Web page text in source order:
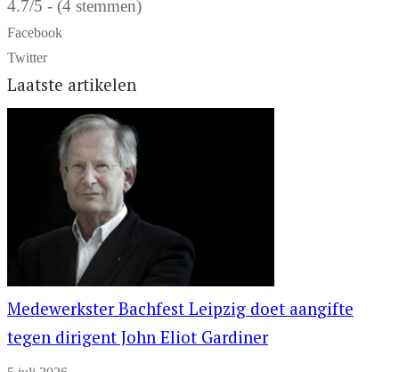
4.7/5 - (4 stemmen)
Facebook
Twitter
Laatste artikelen
Medewerkster Bachfest Leipzig doet aangifte
tegen dirigent John Eliot Gardiner